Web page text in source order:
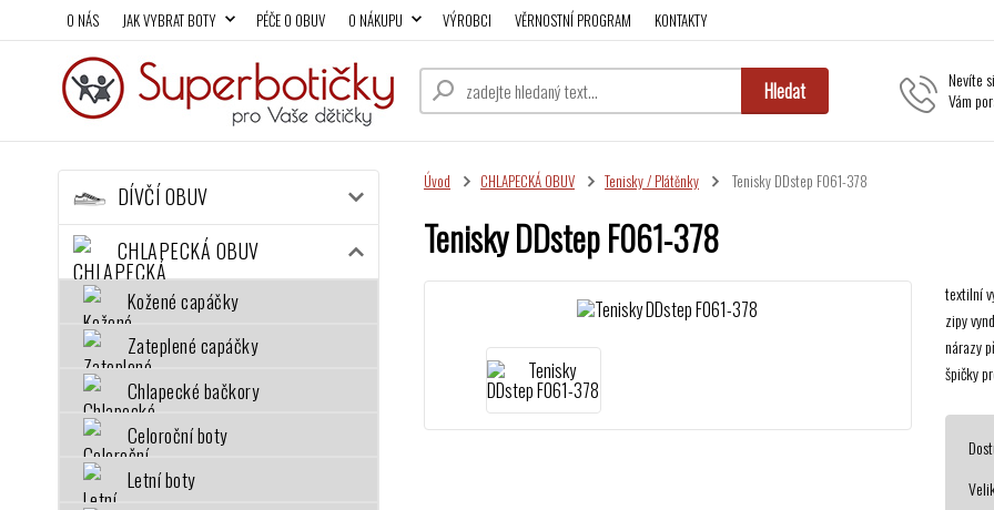
O NÁS JAK VYBRAT BOTY PÉČE O OBUV O NÁKUPU VÝROBCI VĚRNOSTNÍ PROGRAM KONTAKTY
Hledat
Nevíte
Vám
DÍVČÍ OBUV
CHLAPECKÁ OBUV
Kožené capáčky
Zateplené capáčky
Chlapecké bačkory
Celoroční boty
Letní boty
Úvod CHLAPECKÁ OBUV Tenisky / Plátěnky Tenisky DDstep F061-378
Tenisky DDstep F061-378
textilní
zipy
nárazy
špičky